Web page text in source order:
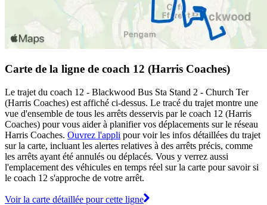
Carte de la ligne de coach 12 (Harris Coaches)
Le trajet du coach 12 - Blackwood Bus Sta Stand 2 - Church Ter
(Harris Coaches) est affiché ci-dessus. Le tracé du trajet montre une
vue d'ensemble de tous les arrêts desservis par le coach 12 (Harris
Coaches) pour vous aider à planifier vos déplacements sur le réseau
Harris Coaches. Ouvrez l'appli pour voir les infos détaillées du trajet
sur la carte, incluant les alertes relatives à des arrêts précis, comme
les arrêts ayant été annulés ou déplacés. Vous y verrez aussi
l'emplacement des véhicules en temps réel sur la carte pour savoir si
le coach 12 s'approche de votre arrêt.
Voir la carte détaillée pour cette ligne